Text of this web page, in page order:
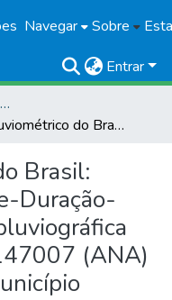
Navegar Sobre
Entrar
PRODUÇÃO INSTITUCIONAL
Atlas pluviométrico do Brasil: equações Intensidade-Duração-Frequência: estação pluviográfica Serrana; códigos 02147007 (ANA) e C4-083 (DAEE), município Serrana, SP
Brasil:
Duração-
(ANA)